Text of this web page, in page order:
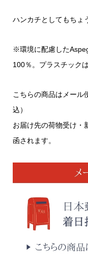
ハンカチとしてもちょ
※環境に配慮した
100％。プラスチック
こちらの商品はメール
込）
お届け先の荷物受け・
函されます。